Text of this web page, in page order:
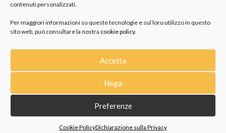
contenuti personalizzati.
Per maggiori informazioni su queste tecnologie e sul loro utilizzo in questo
sito web, può consultare la nostra cookie policy.
Accetta
Nega
Preferenze
Cookie PolicyDichiarazione sulla Privacy
GIOIELLI